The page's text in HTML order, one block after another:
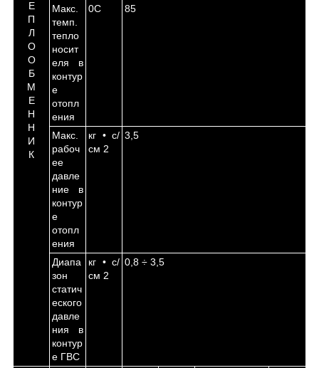
Е
П
Л
О
О
Б
М
Е
Н
Н
И
К
Макс.
темп.
тепло
носит
еля в
контур
е
отопл
ения
0С 85
Макс.
рабоч
ее
давле
ние в
контур
е
отопл
ения
кг • с/
см 2
3,5
Диапа
зон
статич
еского
давле
ния в
контур
е ГВС
кг • с/
см 2
0,8 ÷ 3,5